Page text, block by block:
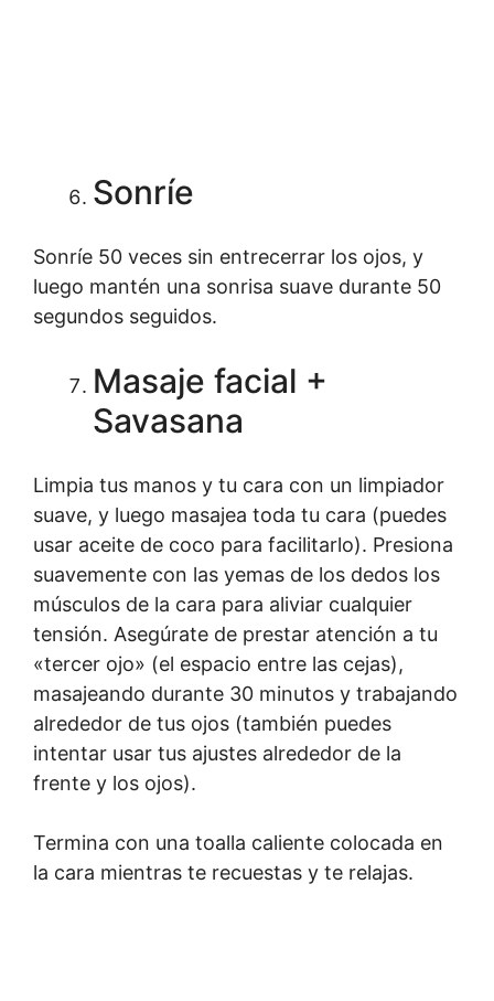
Sonríe
Sonríe 50 veces sin entrecerrar los ojos, y
luego mantén una sonrisa suave durante 50
segundos seguidos.
Masaje facial +
Savasana
Limpia tus manos y tu cara con un limpiador
suave, y luego masajea toda tu cara (puedes
usar aceite de coco para facilitarlo). Presiona
suavemente con las yemas de los dedos los
músculos de la cara para aliviar cualquier
tensión. Asegúrate de prestar atención a tu
«tercer ojo» (el espacio entre las cejas),
masajeando durante 30 minutos y trabajando
alrededor de tus ojos (también puedes
intentar usar tus ajustes alrededor de la
frente y los ojos).
Termina con una toalla caliente colocada en
la cara mientras te recuestas y te relajas.